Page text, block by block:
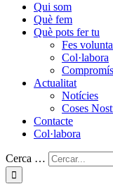
Qui som
Què fem
Què pots fer tu
Fes
Col·labora
Actualitat
Notícies
Coses
Contacte
Col·labora
Cerca …